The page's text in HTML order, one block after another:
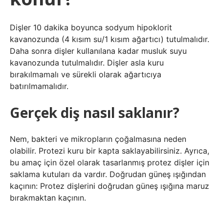
Dişler 10 dakika boyunca sodyum hipoklorit
kavanozunda (4 kısım su/1 kısım ağartıcı) tutulmalıdır.
Daha sonra dişler kullanılana kadar musluk suyu
kavanozunda tutulmalıdır. Dişler asla kuru
bırakılmamalı ve sürekli olarak ağartıcıya
batırılmamalıdır.
Gerçek diş nasıl saklanır?
Nem, bakteri ve mikropların çoğalmasına neden
olabilir. Protezi kuru bir kapta saklayabilirsiniz. Ayrıca,
bu amaç için özel olarak tasarlanmış protez dişler için
saklama kutuları da vardır. Doğrudan güneş ışığından
kaçının: Protez dişlerini doğrudan güneş ışığına maruz
bırakmaktan kaçının.